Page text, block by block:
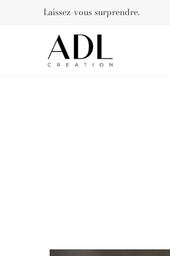
Laissez-vous surprendre.